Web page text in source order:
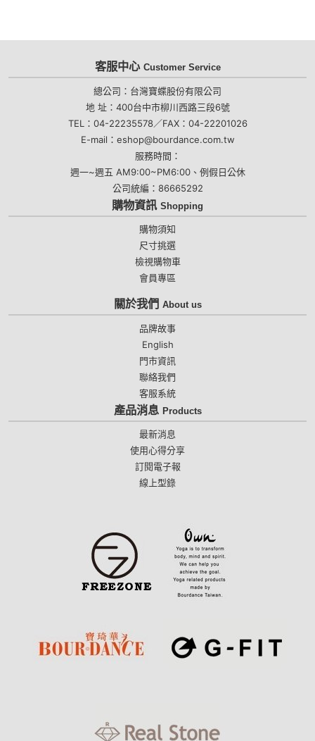
客服中心 Customer Service
總公司：台灣寶蝶股份有限公司
地 址：400台中市柳川西路三段6號
TEL：04-22235578／FAX：04-22201026
E-mail：eshop@bourdance.com.tw
服務時間：
週一~週五 AM9:00~PM6:00、例假日公休
公司統編：86665292
購物資訊 Shopping
購物須知
尺寸挑選
檢視購物車
會員專區
關於我們 About us
品牌故事
English
門市資訊
聯絡我們
客服系統
產品消息 Products
最新消息
使用心得分享
訂閱電子報
線上型錄